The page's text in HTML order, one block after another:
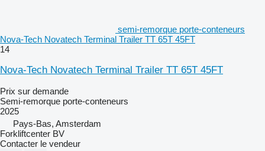
semi-remorque porte-conteneurs
Nova-Tech Novatech Terminal Trailer TT 65T 45FT
14
Nova-Tech Novatech Terminal Trailer TT 65T 45FT
Prix sur demande
Semi-remorque porte-conteneurs
2025
Pays-Bas, Amsterdam
Forkliftcenter BV
Contacter le vendeur